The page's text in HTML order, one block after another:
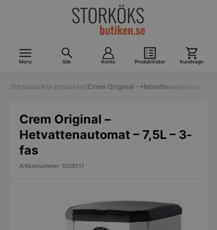
Meny Sök Konto Produktlistor Kundvagn
Startsida/Alla produkter/Crem Original – Hetvattenautomat –
Crem Original –
Hetvattenautomat – 7,5L – 3-
fas
Artikelnummer: 1006111